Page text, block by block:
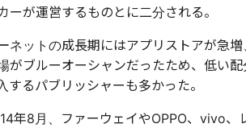
ーが運営するものとに二分される。
ネットの成長期にはアプリストアが急増
がブルーオーシャンだったため、低い配
するパブリッシャーも多かった。
年8月、ファーウェイやOPPO、vivo、